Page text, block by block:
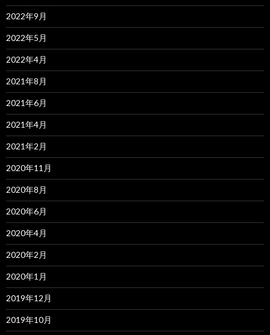
2022年9月
2022年5月
2022年4月
2021年8月
2021年6月
2021年4月
2021年2月
2020年11月
2020年8月
2020年6月
2020年4月
2020年2月
2020年1月
2019年12月
2019年10月